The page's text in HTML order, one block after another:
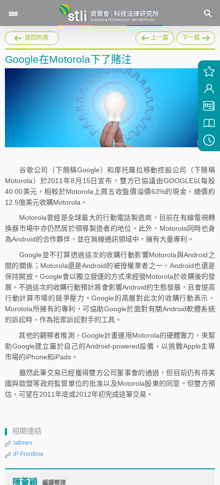
返回列表 上一篇 下一篇
Google在Motorola下了賭注
谷歌公司（下簡稱Google）和摩托羅拉移動控股公司（下簡稱
Motorola）於2011年8月15日宣布，雙方已協議由GOOGLE以每股
40.00美元，相較於Motorola上周五收盤價溢價63%的現金，總價約
12.5億美元收購Motorola。
Motorola曾經是全球最大的行動電話製造商，目前在有線電視轉
換器市場中亦仍然居於領導製造者的地位。此外，Motorola同時也身
為Android的合作夥伴，並在無線通訊領域中，擁有大量專利。
Google並不打算透過這次的收購行動影響Motorola與Android之
間的關係；Motorola還是Android的被授權業者之一，Android也還是
保持開放。Google會以獨立營運的方式來經營Motorola於收購後的發
展。不過這次的收購行動預計將會影響Android的生態發展，且會提高
行動計算市場的競爭壓力。Google的高層對此次的收購行動表示，
Morotola所擁有的專利，可協助Google於面對有關Android軟體系統
的訴訟時，作為抵禦訴訟對手的工具。
其他的觀察者推測，Google計畫運用Motorola的硬體實力，來幫
助Google建立屬於自己的Android-powered設備，以挑戰Apple主導
市場的iPhone和iPads。
雖然此筆交易已經獲得雙方公司董事會的通過，但目前仍有待美
國與歐盟等政府監管單位的批准以及Motorola股東的同意。但雙方預
估，可望在2011年底或2012年初完成這筆交易。
相關連結
latimes
iP Frontline
陳薈穎 編譯整理